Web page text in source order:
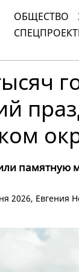
ОБЩЕСТВО
памятную
2026, Евгения